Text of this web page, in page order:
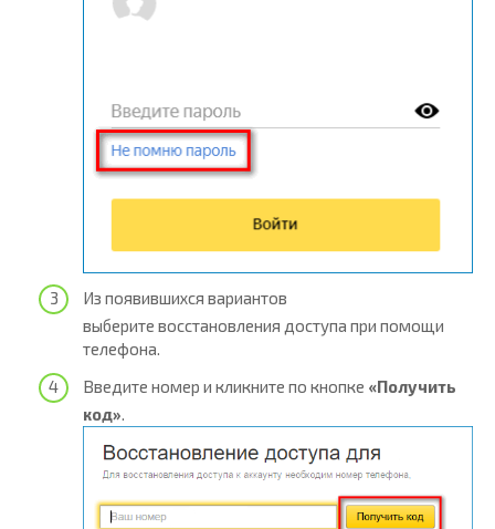
Из появившихся вариантов
выберите восстановления доступа при помощи
телефона.
Введите номер и кликните по кнопке «Получить
код»